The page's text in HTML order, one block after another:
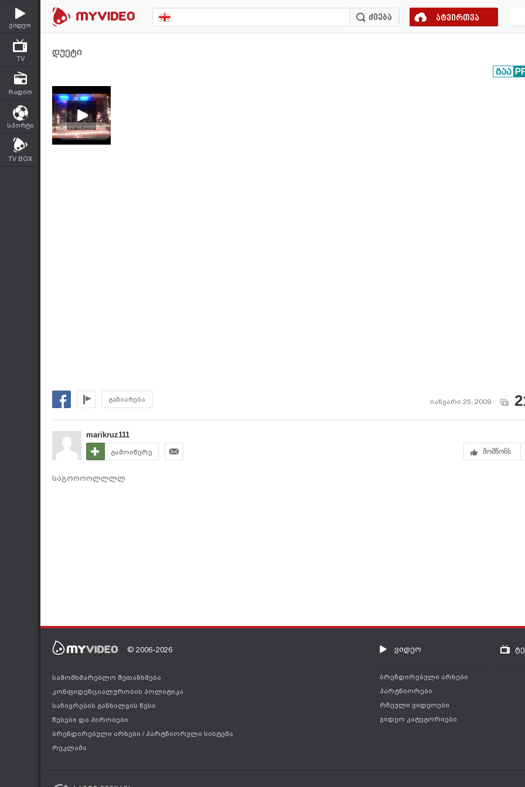
ვიდეო
TV
რადიო
სპორტი
TV BOX
ატვირთვა
დუეტი
გაზიარება იანვარი 25, 2009
marikruz111
გამოიწერე მომწონს
საგოოოოლლლლ
© 2006-2026
სამომხმარებლო შეთანხმება
კონფიდენციალურობის პოლიტიკა
საჩივრების განხილვის წესი
წესები და პირობები
ბრენდირებული არხები / პარტნიორული სისტემა
რეკლამა
ვიდეო
ბრენდირებული არხები
პარტნიორები
რჩეული ვიდეოები
ვიდეო კატეგორიები